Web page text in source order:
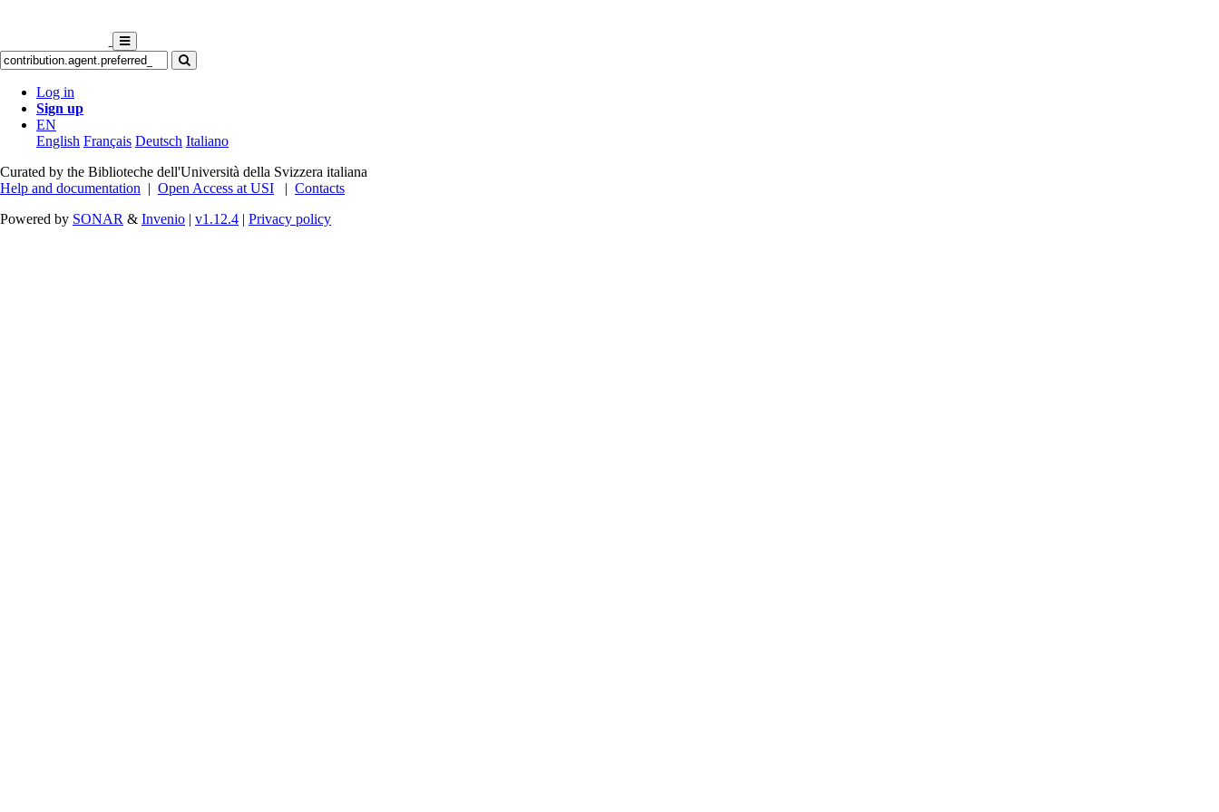
Log in
Sign up
EN
English Français Deutsch Italiano
Curated by the Biblioteche dell'Università della Svizzera italiana
Help and documentation | Open Access at USI | Contacts
Powered by SONAR & Invenio | v1.12.4 | Privacy policy